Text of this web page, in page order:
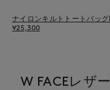
ナイロンキルトトートバッ
¥25,300
W FACEレザ